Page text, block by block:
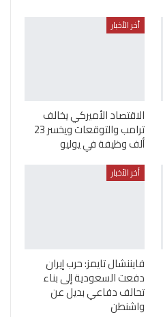
أخر الأخبار
الاقتصاد الأميركي يخالف
ترامب والتوقعات ويخسر 23
ألف وظيفة في يوليو
أخر الأخبار
فايننشال تايمز: حرب إيران
دفعت السعودية إلى بناء
تحالف دفاعي بديل عن
واشنطن